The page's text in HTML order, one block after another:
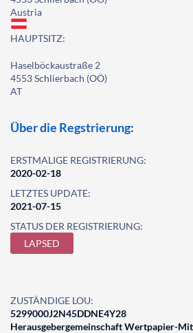
Austria
HAUPTSITZ:
Haselböckaustraße 2
4553 Schlierbach (OÖ)
AT
Über die Regstrierung:
ERSTMALIGE REGISTRIERUNG:
2020-02-18
LETZTES UPDATE:
2021-07-15
STATUS DER REGISTRIERUNG:
LAPSED
ZUSTÄNDIGE LOU:
5299000J2N45DDNE4Y28
Herausgebergemeinschaft Wertpapier-